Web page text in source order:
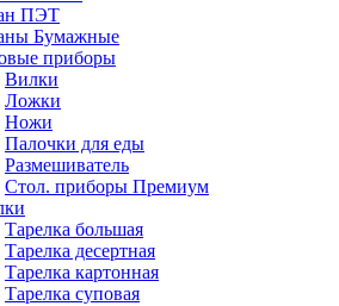
ПЭТ
Бумажные
приборы
Вилки
Ложки
Ножи
Палочки для еды
Размешиватель
Стол. приборы Премиум
Тарелка большая
Тарелка десертная
Тарелка картонная
Тарелка суповая